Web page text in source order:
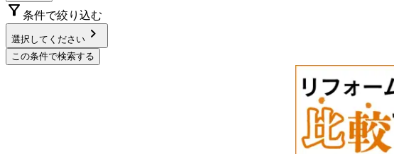
filter_alt 条件で絞り込む
選択してください chevron_right
この条件で検索する